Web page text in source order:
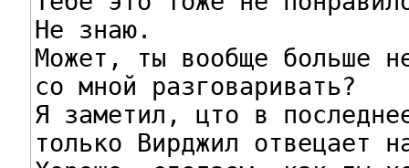
Не знаю.
Может, ты вообще больше
со мной разговаривать?
Я заметил, цто в
только Вирджил отвецает